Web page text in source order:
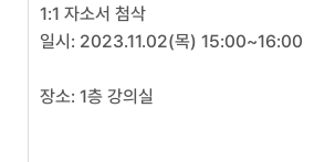
1:1 자소서 첨삭
일시: 2023.11.02(목) 15:00~16:00
장소: 1층 강의실